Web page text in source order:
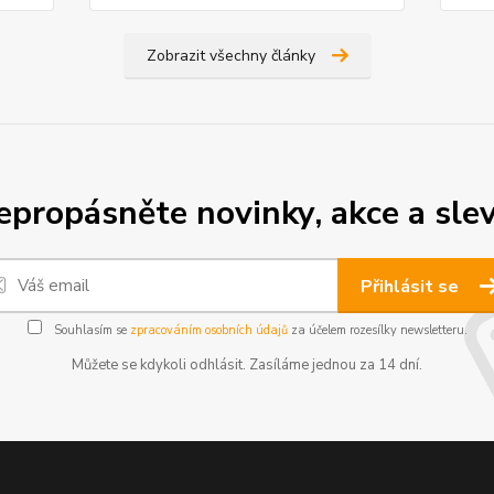
Zobrazit všechny články
novinky, akce a
Přihlásit se
Souhlasím se zpracováním osobních údajůza účelem rozesílky newsletteru.
Můžete se kdykoli odhlásit. Zasíláme jednou za 14 dní.